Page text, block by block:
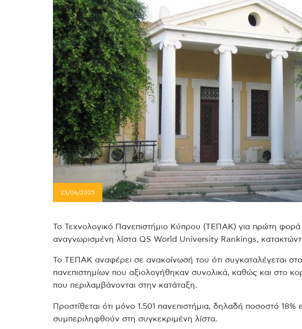
23/06/2025
Το Τεχνολογικό Πανεπιστήμιο Κύπρου (ΤΕΠΑΚ) για πρώτη φορά
αναγνωρισμένη λίστα QS World University Rankings,
Το ΤΕΠΑΚ αναφέρει σε ανακοίνωσή του ότι συγκαταλέγεται
πανεπιστημίων που αξιολογήθηκαν συνολικά, καθώς και στο
που περιλαμβάνονται στην κατάταξη.
Προστίθεται ότι μόνο 1.501 πανεπιστήμια, δηλαδή ποσοστό
συμπεριληφθούν στη συγκεκριμένη λίστα.